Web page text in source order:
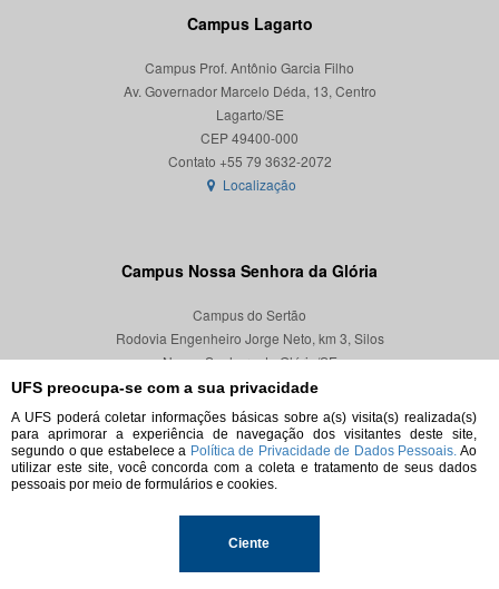
UFS preocupa-se com a sua privacidade
A UFS poderá coletar informações básicas sobre a(s) visita(s) realizada(s)
para aprimorar a experiência de navegação dos visitantes deste site,
segundo o que estabelece a Política de Privacidade de Dados Pessoais. Ao
utilizar este site, você concorda com a coleta e tratamento de seus dados
pessoais por meio de formulários e cookies.
Ciente
Campus Lagarto
Campus Prof. Antônio Garcia Filho
Av. Governador Marcelo Déda, 13, Centro
Lagarto/SE
CEP 49400-000
Localização
Campus Nossa Senhora da Glória
Campus do Sertão
Rodovia Engenheiro Jorge Neto, km 3, Silos
Nossa Senhora da Glória/SE
CEP 49680-000
Localização
© 2026. Todos os direitos reservados.
Universidade Federal de Sergipe.